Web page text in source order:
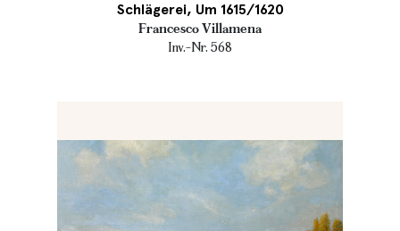
Schlägerei, Um 1615/1620
Francesco Villamena
Inv.-Nr. 568